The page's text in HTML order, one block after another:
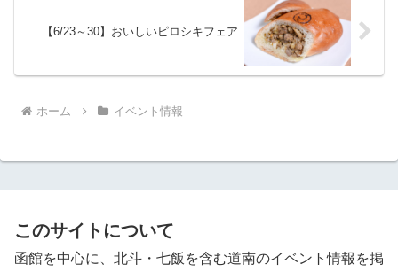
【6/23～30】おいしいピロシキフェア
ホーム イベント情報
このサイトについて
函館を中心に、北斗・七飯を含む道南のイベント情報を掲